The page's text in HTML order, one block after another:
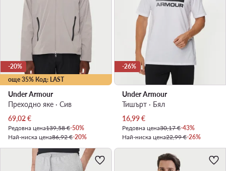
още 35% Код: LAST
-20%
Under Armour
Преходно яке · Сив
Актуална цена
69,02€
Редовна цена139,58 €-50%
Най-ниска цена86,92 €-20%
-26%
Under Armour
Тишърт · Бял
Актуална цена
16,99€
Редовна цена30,17 €-43%
Най-ниска цена22,99 €-26%